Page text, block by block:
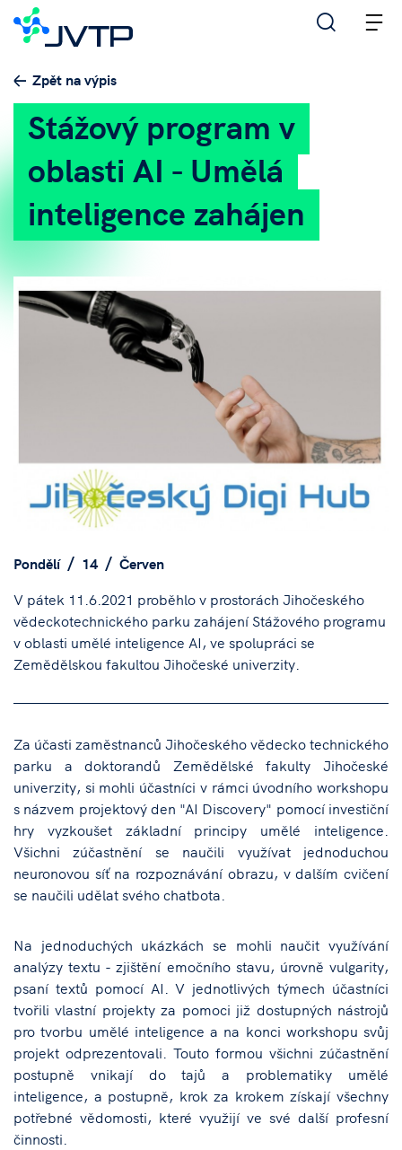
Zpět na výpis
Stážový program v
oblasti AI - Umělá
inteligence zahájen
Pondělí 14
Červen
V pátek 11.6.2021 proběhlo v prostorách Jihočeského
vědeckotechnického parku zahájení Stážového programu
v oblasti umělé inteligence AI, ve spolupráci se
Zemědělskou fakultou Jihočeské univerzity.
Za účasti zaměstnanců Jihočeského vědecko technického
parku a doktorandů Zemědělské fakulty Jihočeské
univerzity, si mohli účastníci v rámci úvodního workshopu
s názvem projektový den "AI Discovery" pomocí investiční
hry vyzkoušet základní principy umělé inteligence.
Všichni zúčastnění se naučili využívat jednoduchou
neuronovou síť na rozpoznávání obrazu, v dalším cvičení
se naučili udělat svého chatbota.
Na jednoduchých ukázkách se mohli naučit využívání
analýzy textu - zjištění emočního stavu, úrovně vulgarity,
psaní textů pomocí AI. V jednotlivých týmech účastníci
tvořili vlastní projekty za pomoci již dostupných nástrojů
pro tvorbu umělé inteligence a na konci workshopu svůj
projekt odprezentovali. Touto formou všichni zúčastnění
postupně vnikají do tajů a problematiky umělé
inteligence, a postupně, krok za krokem získají všechny
potřebné vědomosti, které využijí ve své další profesní
činnosti.